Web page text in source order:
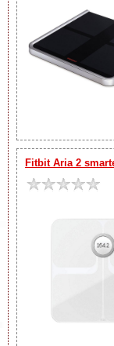
Fitbit Aria 2